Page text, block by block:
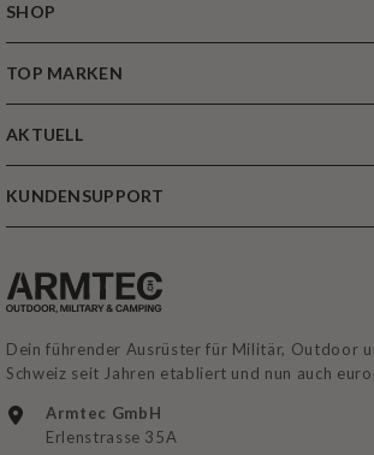
SHOP
TOP MARKEN
AKTUELL
KUNDENSUPPORT
Dein führender Ausrüster für Militär, Outdoor
Schweiz seit Jahren etabliert und nun auch
Armtec GmbH
Erlenstrasse 35A